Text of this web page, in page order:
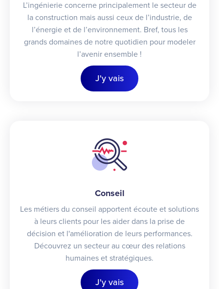
L’ingénierie concerne principalement le secteur de
la construction mais aussi ceux de l’industrie, de
l’énergie et de l’environnement. Bref, tous les
grands domaines de notre quotidien pour modeler
l’avenir ensemble !
J'y vais
Conseil
Les métiers du conseil apportent écoute et solutions
à leurs clients pour les aider dans la prise de
décision et l'amélioration de leurs performances.
Découvrez un secteur au cœur des relations
humaines et stratégiques.
J'y vais